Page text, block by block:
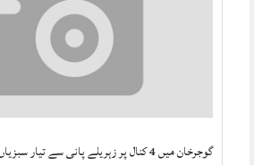
گوجرخان میں 4 کنال پر زہریلے پانی سے تیار سبزیاں تلف